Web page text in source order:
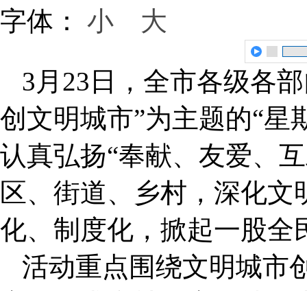
字体： 小 大
3月23日，全市各级各
创文明城市”为主题的“星
认真弘扬“奉献、友爱、
区、街道、乡村，深化
化、制度化，掀起一股全
活动重点围绕文明城市